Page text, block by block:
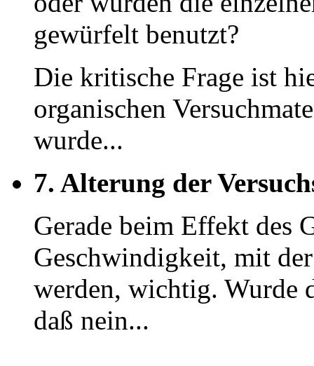
gewürfelt benutzt?
Die kritische Frage ist
organischen
wurde...
7. Alterung der
Gerade beim Effekt des
Geschwindigkeit, mit
werden, wichtig. Wurde
daß nein...